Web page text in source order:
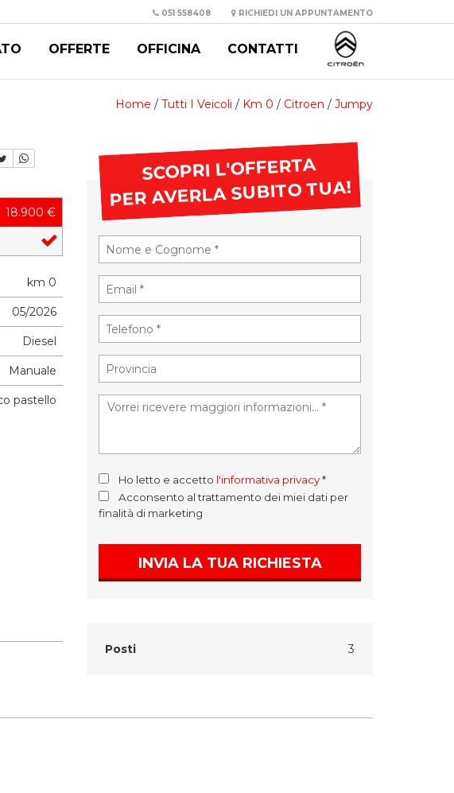
051 558408 RICHIEDI UN APPUNTAMENTO
OFFERTE OFFICINA CONTATTI
Home / Tutti I Veicoli / Km 0 / Citroen / Jumpy
18.900 €
km 0
05/2026
Diesel
Manuale
pastello
SCOPRI L'OFFERTA
PER AVERLA SUBITO TUA!
Ho letto e accetto l'informativa privacy*
Acconsento al trattamento dei miei dati per
finalità di marketing
INVIA LA TUA RICHIESTA
Posti 3